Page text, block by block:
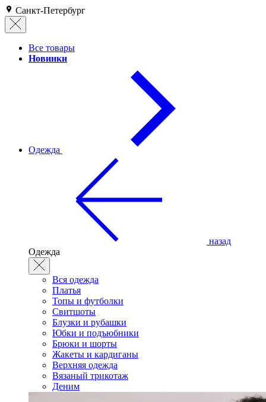
Санкт-Петербург
Все товары
Новинки
Одежда
назад
Одежда
Вся одежда
Платья
Топы и футболки
Свитшоты
Блузки и рубашки
Юбки и подъюбники
Брюки и шорты
Жакеты и кардиганы
Верхняя одежда
Вязаный трикотаж
Деним